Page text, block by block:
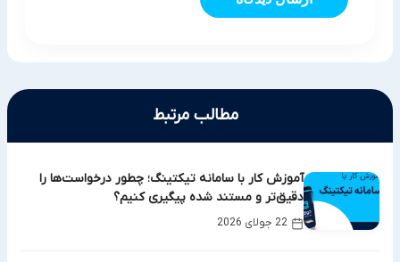
مطالب مرتبط
آموزش کار با سامانه تیکتینگ؛ چطور درخواست‌ها را
دقیق‌تر و مستند شده پیگیری کنیم؟
22 جولای 2026